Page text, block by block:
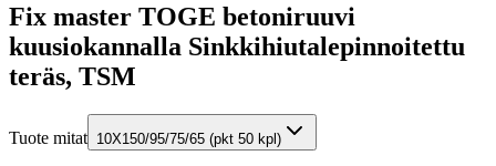
Fix master TOGE betoniruuvi
kuusiokannalla Sinkkihiutalepinnoitettu
teräs, TSM
Tuote mitat 10X150/95/75/65 (pkt 50 kpl)